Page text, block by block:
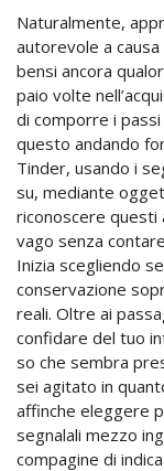
Naturalmente,
autorevole a
bensi ancora
paio volte
di comporre i
questo andando
Tinder, usando i
su, mediante
riconoscere questi
vago senza
Inizia scegliendo
conservazione
reali. Oltre ai
confidare del tuo
so che sembra
sei agitato in
affinche eleggere
segnalali mezzo
compagine di